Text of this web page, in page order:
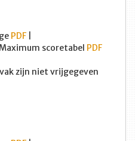
PDF
Maximum scoretabel PDF
zijn niet vrijgegeven